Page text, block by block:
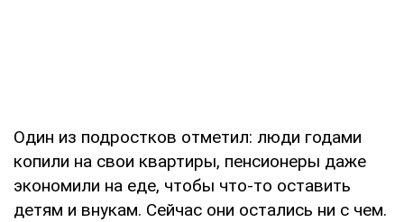
Один из подростков отметил: люди годами
копили на свои квартиры, пенсионеры даже
экономили на еде, чтобы что-то оставить
детям и внукам. Сейчас они остались ни с чем.